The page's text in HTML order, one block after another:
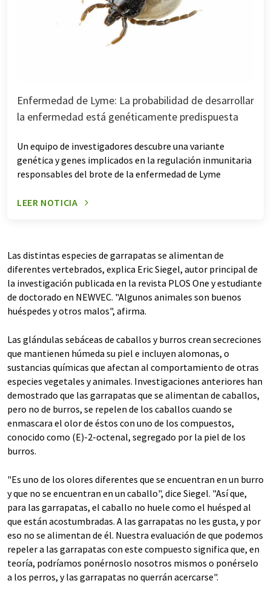
Enfermedad de Lyme: La probabilidad de desarrollar
la enfermedad está genéticamente predispuesta
Un equipo de investigadores descubre una variante
genética y genes implicados en la regulación inmunitaria
responsables del brote de la enfermedad de Lyme
LEER NOTICIA
Las distintas especies de garrapatas se alimentan de
diferentes vertebrados, explica Eric Siegel, autor principal de
la investigación publicada en la revista PLOS One y estudiante
de doctorado en NEWVEC. "Algunos animales son buenos
huéspedes y otros malos", afirma.
Las glándulas sebáceas de caballos y burros crean secreciones
que mantienen húmeda su piel e incluyen alomonas, o
sustancias químicas que afectan al comportamiento de otras
especies vegetales y animales. Investigaciones anteriores han
demostrado que las garrapatas que se alimentan de caballos,
pero no de burros, se repelen de los caballos cuando se
enmascara el olor de éstos con uno de los compuestos,
conocido como (E)-2-octenal, segregado por la piel de los
burros.
"Es uno de los olores diferentes que se encuentran en un burro
y que no se encuentran en un caballo", dice Siegel. "Así que,
para las garrapatas, el caballo no huele como el huésped al
que están acostumbradas. A las garrapatas no les gusta, y por
eso no se alimentan de él. Nuestra evaluación de que podemos
repeler a las garrapatas con este compuesto significa que, en
teoría, podríamos ponérnoslo nosotros mismos o ponérselo
a los perros, y las garrapatas no querrán acercarse".